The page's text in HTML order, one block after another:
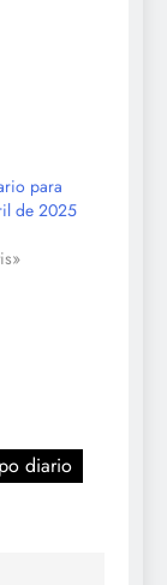
para
de 2025
diario